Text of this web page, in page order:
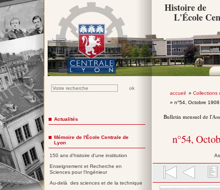
Histoire de
L'École
accueil» Collections
» n°54, Octobre
Bulletin mensuel de
n°54,
Actualités
Mémoire de l'École Centrale de
Lyon
150 ans d'histoire d'une institution
Enseignement et Recherche en
Sciences pour l'Ingénieur
Au-delà des sciences et de la technique